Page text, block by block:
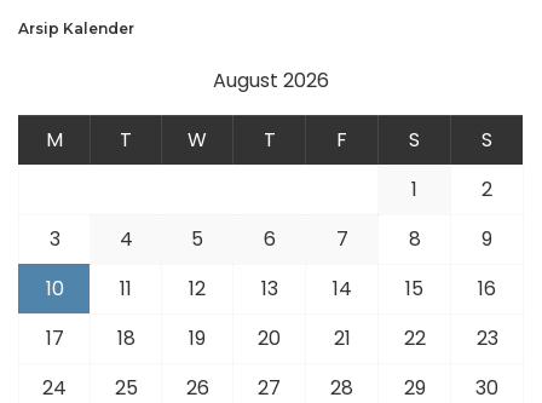
Arsip Kalender
August 2026
M T W T F S
S
1
2
3
4 5 6 7 8
9
10
11 12 13 14 15
16
17
18 19 20 21 22
23
24
25 26 27 28 29
30